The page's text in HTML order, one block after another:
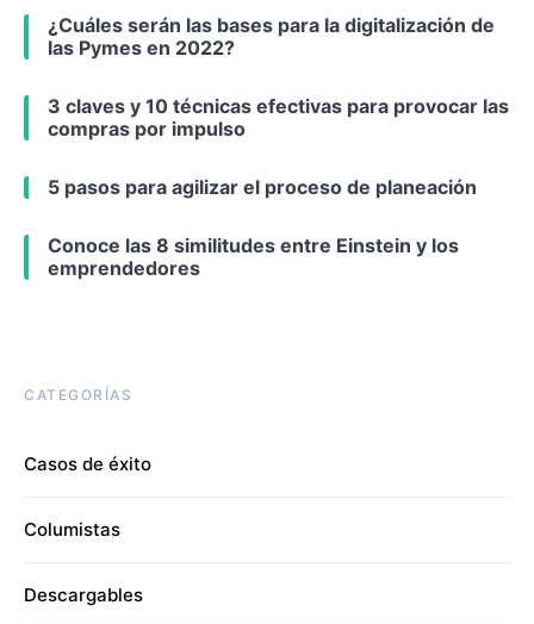
¿Cuáles serán las bases para la digitalización de
las Pymes en 2022?
3 claves y 10 técnicas efectivas para provocar las
compras por impulso
5 pasos para agilizar el proceso de planeación
Conoce las 8 similitudes entre Einstein y los
emprendedores
CATEGORÍAS
Casos de éxito
Columistas
Descargables